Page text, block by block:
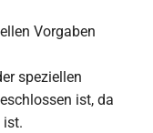
Vorgaben
speziellen
ist, da
ist.